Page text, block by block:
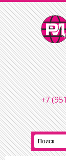
+7